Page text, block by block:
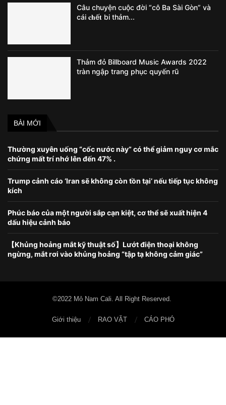
Câu chuyện cuộc đời “cô Ba Sài Gòn” và
cái 𝐜𝐡ế𝐭 bi thảm...
Thảm đỏ Billboard Music Awards 2022
tràn ngập trang phục quyến rũ
BÀI MỚI
Thường xuyên uống “cốc nước này” có thể giảm nguy cơ mắc
chứng mất trí nhớ lên đến 47% .
Trump cảnh cáo ‘Iran sẽ không còn tồn tại’ nếu tiếp tục không
kích
Phúc báo của một người sắp cạn kiệt, cơ thể sẽ xuất hiện 4
dấu hiệu cảnh báo
【Khủng hoảng mắt kỹ thuật số】Lướt điện thoại không
ngừng, mắt rơi vào khủng hoảng “tập tạ không cảm giác”
©2022 Mỏ Nam Cali. All Right Reserved.
Giới thiệu RAO VẶT CÁO PHÓ